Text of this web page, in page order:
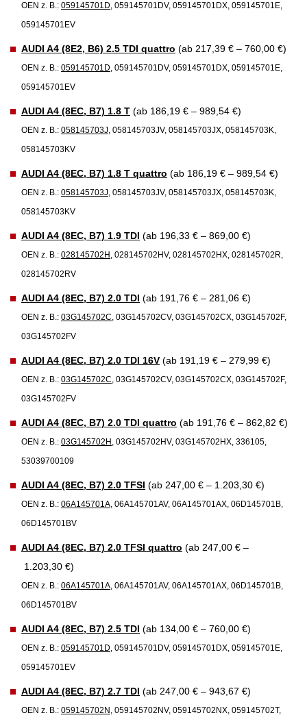
OEN z. B.: 059145701D, 059145701DV, 059145701DX, 059145701E,
059145701EV
AUDI A4 (8E2, B6) 2.5 TDI quattro (ab 217,39 € – 760,00 €)
OEN z. B.: 059145701D, 059145701DV, 059145701DX, 059145701E,
059145701EV
AUDI A4 (8EC, B7) 1.8 T (ab 186,19 € – 989,54 €)
OEN z. B.: 058145703J, 058145703JV, 058145703JX, 058145703K,
058145703KV
AUDI A4 (8EC, B7) 1.8 T quattro (ab 186,19 € – 989,54 €)
OEN z. B.: 058145703J, 058145703JV, 058145703JX, 058145703K,
058145703KV
AUDI A4 (8EC, B7) 1.9 TDI (ab 196,33 € – 869,00 €)
OEN z. B.: 028145702H , 028145702HV, 028145702HX, 028145702R,
028145702RV
AUDI A4 (8EC, B7) 2.0 TDI (ab 191,76 € – 281,06 €)
OEN z. B.: 03G145702C, 03G145702CV, 03G145702CX, 03G145702F,
03G145702FV
AUDI A4 (8EC, B7) 2.0 TDI 16V (ab 191,19 € – 279,99 €)
OEN z. B.: 03G145702C, 03G145702CV, 03G145702CX, 03G145702F,
03G145702FV
AUDI A4 (8EC, B7) 2.0 TDI quattro (ab 191,76 € – 862,82 €)
OEN z. B.: 03G145702H , 03G145702HV, 03G145702HX, 336105,
53039700109
AUDI A4 (8EC, B7) 2.0 TFSI (ab 247,00 € – 1.203,30 €)
OEN z. B.: 06A145701A, 06A145701AV, 06A145701AX, 06D145701B,
06D145701BV
AUDI A4 (8EC, B7) 2.0 TFSI quattro (ab 247,00 € –
1.203,30 €)
OEN z. B.: 06A145701A, 06A145701AV, 06A145701AX, 06D145701B,
06D145701BV
AUDI A4 (8EC, B7) 2.5 TDI (ab 134,00 € – 760,00 €)
OEN z. B.: 059145701D, 059145701DV, 059145701DX, 059145701E,
059145701EV
AUDI A4 (8EC, B7) 2.7 TDI (ab 247,00 € – 943,67 €)
OEN z. B.: 059145702N , 059145702NV, 059145702NX, 059145702T,